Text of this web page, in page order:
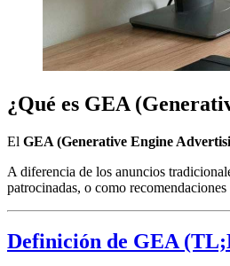
¿Qué es GEA
El GEA (Generative Engine
A diferencia de los anuncios
patrocinadas, o como
Definición de GEA